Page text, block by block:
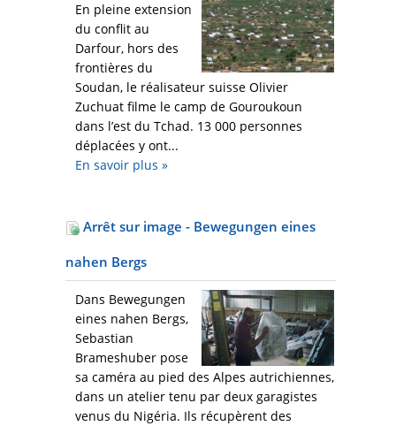
En pleine extension
du conflit au
Darfour, hors des
frontières du
Soudan, le réalisateur suisse Olivier
Zuchuat filme le camp de Gouroukoun
dans l’est du Tchad. 13 000 personnes
déplacées y ont...
En savoir plus »
Arrêt sur image - Bewegungen eines
nahen Bergs
Dans Bewegungen
eines nahen Bergs,
Sebastian
Brameshuber pose
sa caméra au pied des Alpes autrichiennes,
dans un atelier tenu par deux garagistes
venus du Nigéria. Ils récupèrent des